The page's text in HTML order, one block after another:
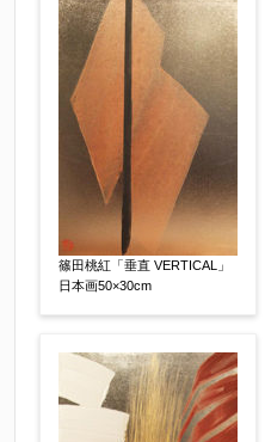
篠田桃紅「垂直 VERTICAL」
日本画50×30cm